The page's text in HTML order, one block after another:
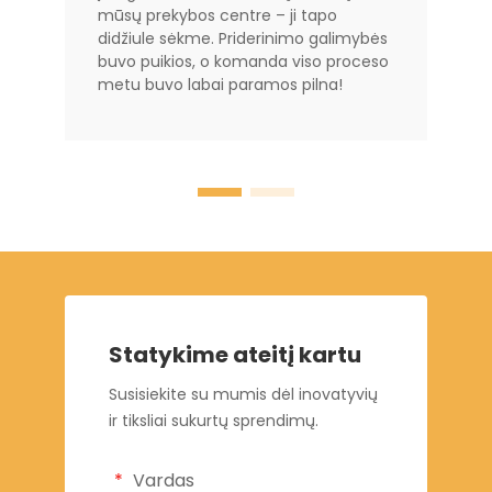
mūsų prekybos centre – ji tapo
didžiule sėkme. Priderinimo galimybės
buvo puikios, o komanda viso proceso
metu buvo labai paramos pilna!
Statykime ateitį kartu
Susisiekite su mumis dėl inovatyvių
ir tiksliai sukurtų sprendimų.
Vardas